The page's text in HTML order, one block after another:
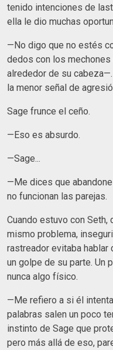
tenido intenciones de
ella le dio muchas
—No digo que no estés
dedos con los mechones
alrededor de su
la menor señal de
Sage frunce el ceño.
—Eso es absurdo.
—Sage...
—Me dices que
no funcionan las parejas.
Cuando estuvo con
mismo problema,
rastreador evitaba hablar
un golpe de su parte. Un
nunca algo físico.
—Me refiero a si él
palabras salen un poco
instinto de Sage que
pero más allá de eso,